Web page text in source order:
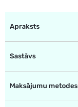
Apraksts
Sastāvs
Maksājumu metodes